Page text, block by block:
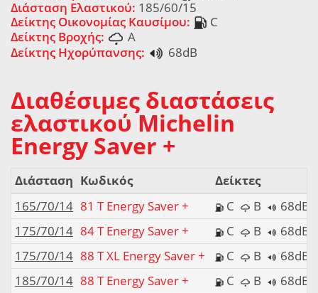
Διάσταση Ελαστικού: 185/60/15
Δείκτης Οικονομίας Καυσίμου:
C
Δείκτης Βροχής:
A
Δείκτης Ηχορύπανσης:
68dB
Διαθέσιμες διαστάσεις
ελαστικού Michelin
Energy Saver +
Διάσταση Κωδικός
Δείκτες
165/70/14 81 T Energy Saver + C B
68dB
175/70/14 84 T Energy Saver + C B
68dB
175/70/14 88 T XL Energy Saver + C B
68dB
185/70/14 88 T Energy Saver + C B
68dB